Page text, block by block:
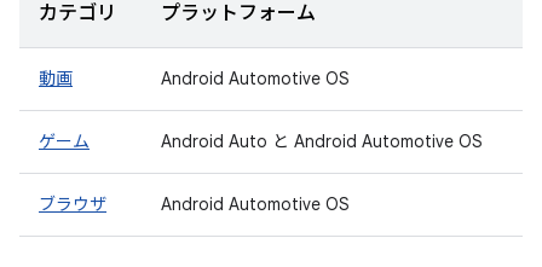
カテゴリ プラットフォーム
動画 Android Automotive OS
ゲーム Android Auto と Android Automotive OS
ブラウザ Android Automotive OS